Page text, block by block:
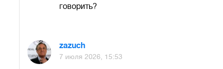
говорить?
zazuch
7 июля 2026, 15:53